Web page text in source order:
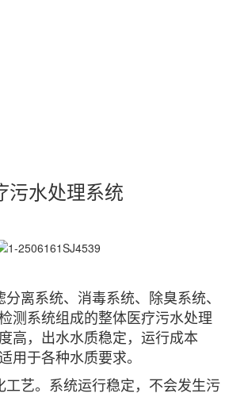
污水处理系统
离系统、消毒系统、除臭系统、
测系统组成的整体医疗污水处理
高，出水水质稳定，运行成本
用于各种水质要求。
工艺。系统运行稳定，不会发生污